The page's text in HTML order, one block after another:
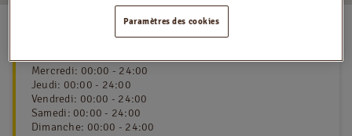
Jobs
Gentsesteenweg 27, Erpe-Mere
Mercredi: 00:00 - 24:00
Jeudi: 00:00 - 24:00
Vendredi: 00:00 - 24:00
Samedi: 00:00 - 24:00
Dimanche: 00:00 - 24:00
Paramètres des cookies